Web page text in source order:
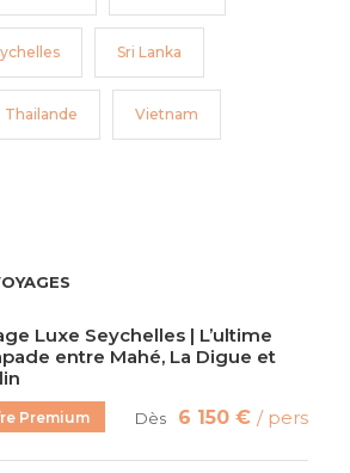
Sri Lanka
Thailande Vietnam
Luxe Seychelles | L’ultime
entre Mahé, La Digue et
Premium Dès 6 150 € / pers